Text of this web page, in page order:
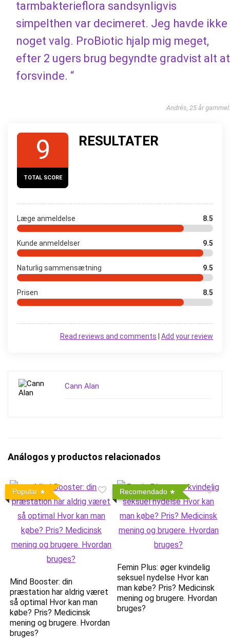
tarmbakterieflora sandsynligvis
simpelthen var decimeret. Jeg havde ikke
noget valg. ProBiotic hjalp mig meget,
efter 2 ugers brug begyndte gradvist alt at
forsvinde. “
Andrés, 25 år gammel:
9
TOTAL SCORE
RESULTATER
Læge anmeldelse 8.5
Kunde anmeldelser 9.5
Naturlig sammensætning 9.5
Prisen 8.5
Add your review
Read reviews and comments
Cann Alan
Análogos y productos relacionados
Popular
Mind Booster: din
præstation har aldrig været
så optimal Hvor kan man
købe? Pris? Medicinsk
mening og brugere. Hvordan
bruges?
Recomendado
Femin Plus: øger kvindelig
seksuel nydelse Hvor kan
man købe? Pris? Medicinsk
mening og brugere. Hvordan
bruges?